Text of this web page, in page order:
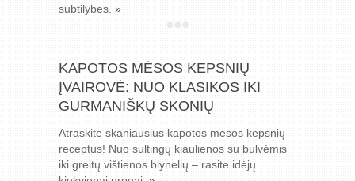
subtilybes. »
KAPOTOS MĖSOS KEPSNIŲ
ĮVAIROVĖ: NUO KLASIKOS IKI
GURMANIŠKŲ SKONIŲ
Atraskite skaniausius kapotos mėsos kepsnių
receptus! Nuo sultingų kiaulienos su bulvėmis
iki greitų vištienos blynelių – rasite idėjų